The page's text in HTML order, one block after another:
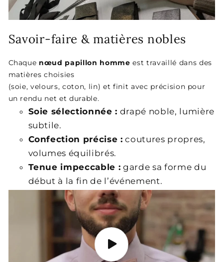
Savoir-faire & matières nobles
Chaque nœud papillon homme est travaillé dans des
matières choisies
(soie, velours, coton, lin) et finit avec précision pour
un rendu net et durable.
Soie sélectionnée : drapé noble, lumière
subtile.
Confection précise : coutures propres,
volumes équilibrés.
Tenue impeccable : garde sa forme du
début à la fin de l’événement.